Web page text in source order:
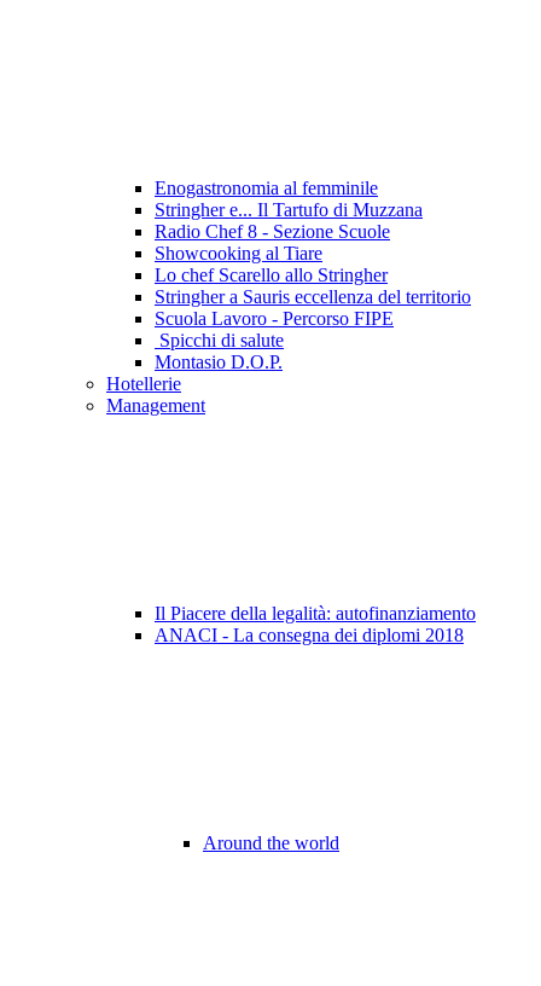
Enogastronomia al femminile
Stringher e... Il Tartufo di Muzzana
Radio Chef 8 - Sezione Scuole
Showcooking al Tiare
Lo chef Scarello allo Stringher
Stringher a Sauris eccellenza del territorio
Scuola Lavoro - Percorso FIPE
Spicchi di salute
Montasio D.O.P.
Hotellerie
Management
Il Piacere della legalità: autofinanziamento
ANACI - La consegna dei diplomi 2018
Around the world